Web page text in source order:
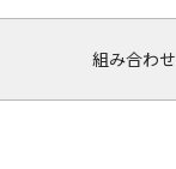
組み合わせ